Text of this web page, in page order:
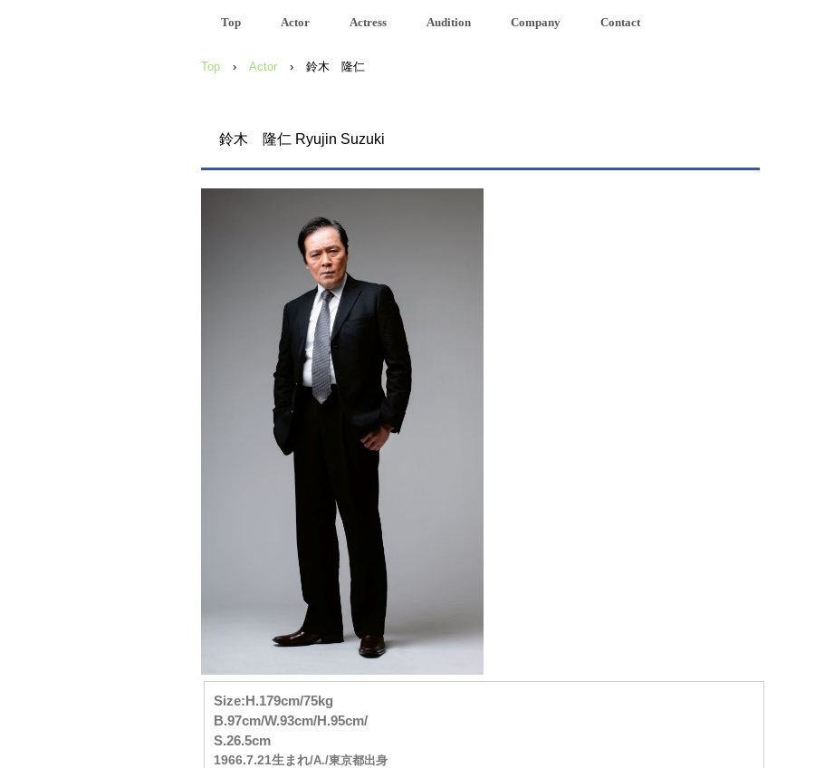
Top Actor Actress Audition Company Contact
Top › Actor › 鈴木 隆仁
鈴木 隆仁 Ryujin Suzuki
Size:H.179cm/75kg
B.97cm/W.93cm/H.95cm/
S.26.5cm
1966.7.21生まれ/A./東京都出身